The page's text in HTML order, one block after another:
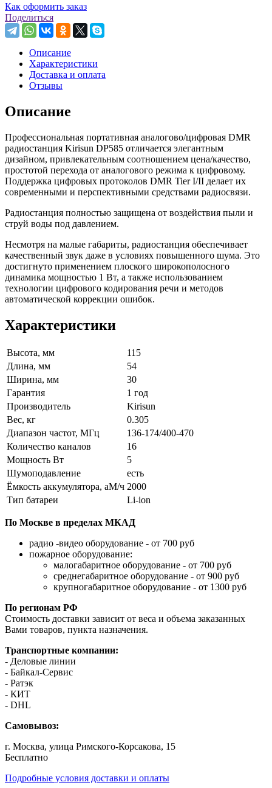
Как оформить заказ
Поделиться
Описание
Характеристики
Доставка и оплата
Отзывы
Описание
Профессиональная портативная аналогово/цифровая DMR
радиостанция Kirisun DP585 отличается элегантным
дизайном, привлекательным соотношением цена/качество,
простотой перехода от аналогового режима к цифровому.
Поддержка цифровых протоколов DMR Tier I/II делает их
современными и перспективными средствами радиосвязи.
Радиостанция полностью защищена от воздействия пыли и
струй воды под давлением.
Несмотря на малые габариты, радиостанция обеспечивает
качественный звук даже в условиях повышенного шума. Это
достигнуто применением плоского широкополосного
динамика мощностью 1 Вт, а также использованием
технологии цифрового кодирования речи и методов
автоматической коррекции ошибок.
Характеристики
Высота, мм
115
Длина, мм
54
Ширина, мм
30
Гарантия
1 год
Производитель
Kirisun
Вес, кг
0.305
Диапазон частот, МГц
136-174/400-470
Количество каналов
16
Мощность Вт
5
Шумоподавление
есть
Ёмкость аккумулятора, аМ/ч 2000
Тип батареи
Li-ion
По Москве в пределах МКАД
радио -видео оборудование - от 700 руб
пожарное оборудование:
малогабаритное оборудование - от 700 руб
среднегабаритное оборудование - от 900 руб
крупногабаритное оборудование - от 1300 руб
По регионам РФ
Стоимость доставки зависит от веса и объема заказанных
Вами товаров, пункта назначения.
Транспортные компании:
- Деловые линии
- Байкал-Сервис
- Ратэк
- КИТ
- DHL
Самовывоз:
г. Москва, улица Римского-Корсакова, 15
Бесплатно
Подробные условия доставки и оплаты